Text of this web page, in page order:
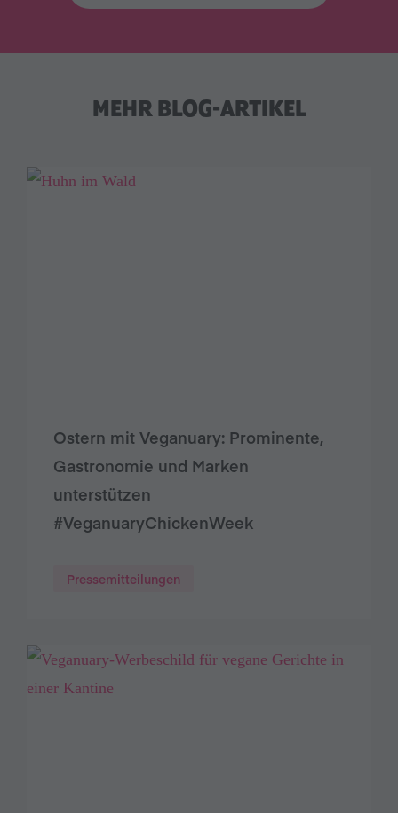
MEHR BLOG-ARTIKEL
Ostern mit Veganuary: Prominente,
Gastronomie und Marken
unterstützen
#VeganuaryChickenWeek
Pressemitteilungen